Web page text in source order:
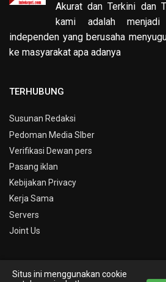
Akurat dan Terkini dan
kami adalah
independen yang berusaha
ke masyarakat apa adanya
TERHUBUNG
Susunan Redaksi
Pedoman Media SIber
Verifikasi Dewan pers
Pasang iklan
Kebijakan Privacy
Kerja Sama
Servers
Joint Us
Situs ini menggunakan cookie